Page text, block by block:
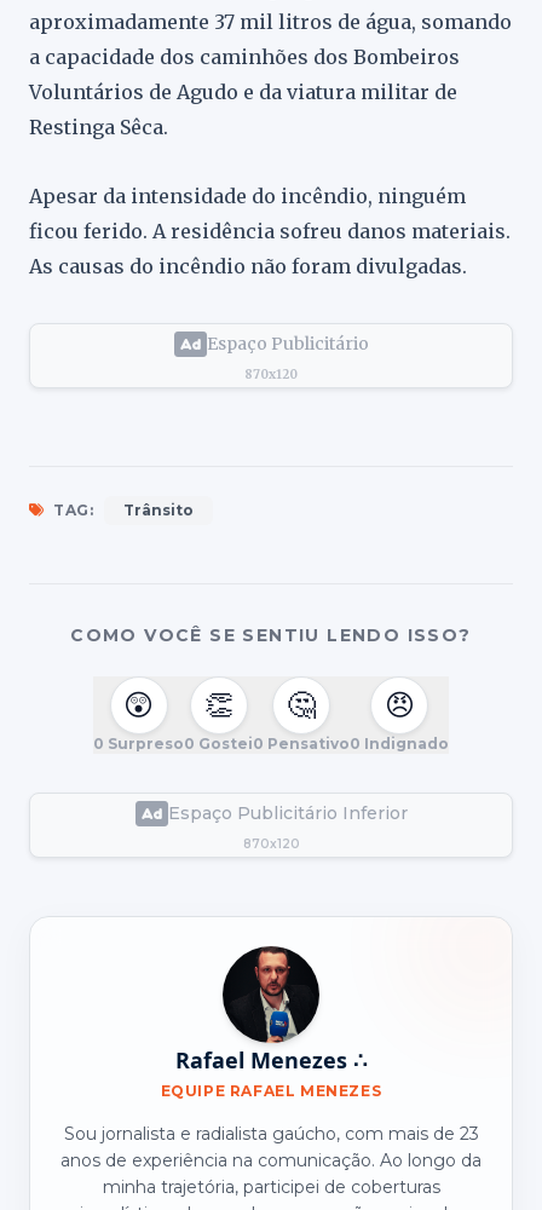
aproximadamente 37 mil litros de água, somando
a capacidade dos caminhões dos Bombeiros
Voluntários de Agudo e da viatura militar de
Restinga Sêca.
Apesar da intensidade do incêndio, ninguém
ficou ferido. A residência sofreu danos materiais.
As causas do incêndio não foram divulgadas.
Espaço Publicitário
870x120
TAG: Trânsito
COMO VOCÊ SE SENTIU LENDO ISSO?
😲
0 Surpreso
👏
0 Gostei
🤔
0 Pensativo
😠
0 Indignado
Espaço Publicitário Inferior
870x120
Rafael Menezes ∴
EQUIPE RAFAEL MENEZES
Sou jornalista e radialista gaúcho, com mais de 23
anos de experiência na comunicação. Ao longo da
minha trajetória, participei de coberturas